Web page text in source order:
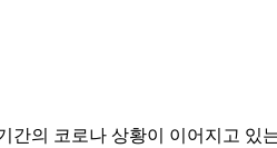
간의 코로나 상황이 이어지고 있